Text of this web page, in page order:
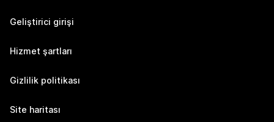
Geliştirici girişi
Hizmet şartları
Gizlilik politikası
Site haritası